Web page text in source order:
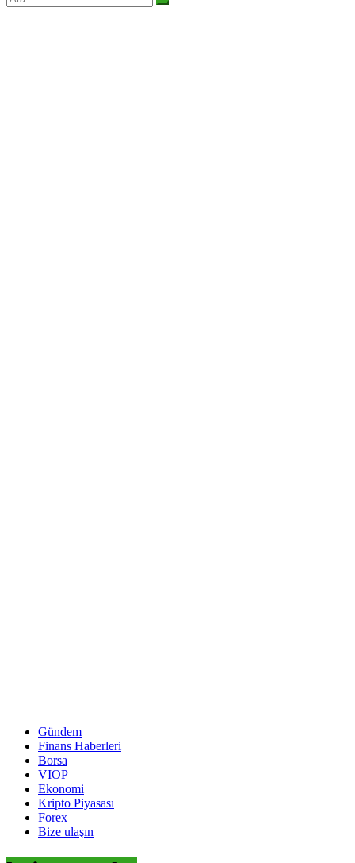
Gündem
Finans Haberleri
Borsa
VIOP
Ekonomi
Kripto Piyasası
Forex
Bize ulaşın